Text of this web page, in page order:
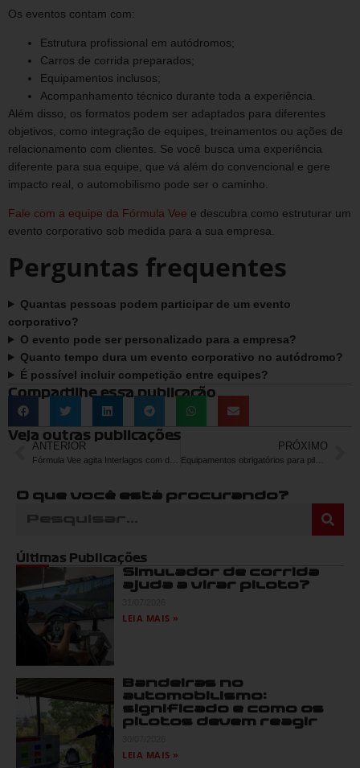
Os eventos contam com:
Estrutura profissional em autódromos;
Carros de corrida preparados;
Equipamentos inclusos;
Acompanhamento técnico durante toda a experiência.
Além disso, os formatos podem ser adaptados para diferentes
objetivos, como integração de equipes, treinamentos ou ações de
relacionamento com clientes. Se você busca uma experiência
diferente para sua equipe, que vá além do convencional e gere
impacto real, o automobilismo pode ser o caminho.
Fale com a equipe da Fórmula Vee e descubra como estruturar um
evento corporativo sob medida para a sua empresa.
Perguntas frequentes
Quantas pessoas podem participar de um evento
corporativo?
O evento pode ser personalizado para a empresa?
Quanto tempo dura um evento corporativo no autódromo?
É possível incluir competição entre equipes?
Compartilhe essa publicação
Veja outras publicações
ANTERIOR PRÓXIMO
Equipamentos obrigatórios para pilotos de automobilismo
O que você está procurando?
Últimas Publicações
Simulador de corrida
ajuda a virar piloto?
LEIA MAIS »
Bandeiras no
automobilismo:
significado e como os
pilotos devem reagir
LEIA MAIS »